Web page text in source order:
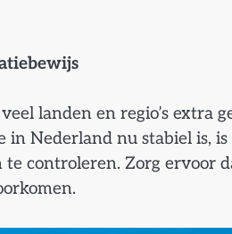
landen en regio’s extra
Nederland nu stabiel is,
controleren. Zorg ervoor